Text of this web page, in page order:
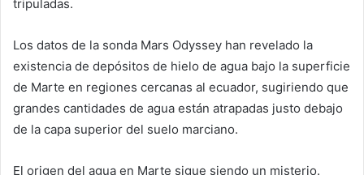
tripuladas.
Los datos de la sonda Mars Odyssey han revelado la
existencia de depósitos de hielo de agua bajo la superficie
de Marte en regiones cercanas al ecuador, sugiriendo que
grandes cantidades de agua están atrapadas justo debajo
de la capa superior del suelo marciano.
El origen del agua en Marte sigue siendo un misterio.